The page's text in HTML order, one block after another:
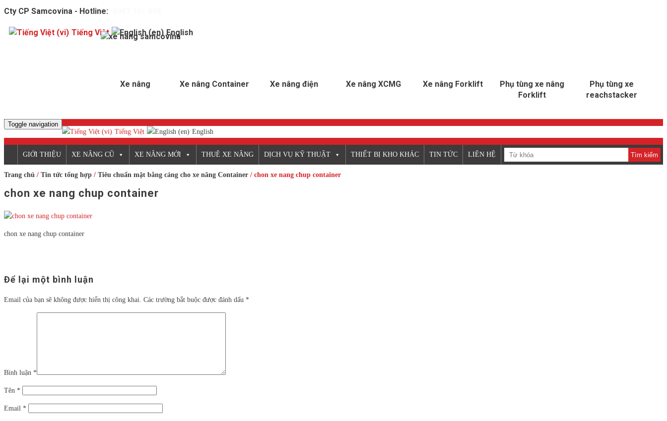
Cty CP Samcovina - Hotline:
Tiếng Việt English
Xe nâng Xe nâng Container Xe nâng điện Xe nâng XCMG Xe nâng Forklift
Phụ tùng xe nâng
Forklift
Phụ tùng xe
reachstacker
Toggle navigation
Tiếng Việt
English
GIỚI THIỆU XE NÂNG CŨ XE NÂNG MỚI THUÊ XE NÂNG DỊCH VỤ KỸ THUẬT THIẾT BỊ KHO KHÁC TIN TỨC LIÊN HỆ
Trang chủ / Tin tức tổng hợp / Tiêu chuẩn mặt bằng cảng cho xe nâng Container / chon xe nang chup container
chon xe nang chup container
chon xe nang chup container
Để lại một bình luận
Email của bạn sẽ không được hiển thị công khai. Các trường bắt buộc được đánh dấu *
Bình luận *
Tên *
Email *